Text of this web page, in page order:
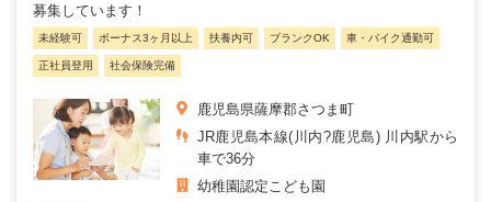
募集しています！
未経験可 ボーナス3ヶ月以上 扶養内可 ブランクOK 車・バイク通勤可
正社員登用 社会保険完備
鹿児島県薩摩郡さつま町
JR鹿児島本線(川内?鹿児島) 川内駅から
車で36分
幼稚園認定こども園